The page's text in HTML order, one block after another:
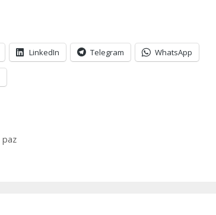
LinkedIn Telegram WhatsApp
paz